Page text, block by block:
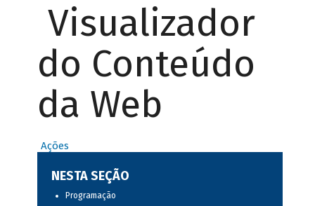
Visualizador
do Conteúdo
da Web
Ações
NESTA SEÇÃO
Programação